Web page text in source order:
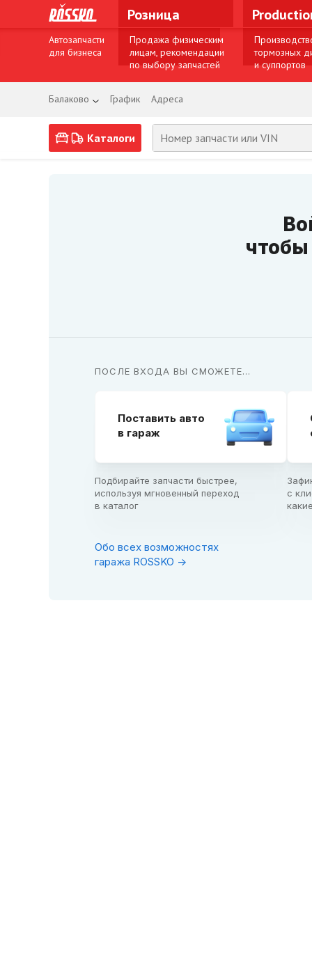
Розница
Автозапчасти
для бизнеса
Продажа физическим
лицам, рекомендации
по выбору запчастей
тормозных
и суппортов
Балаково График Адреса
Каталоги
чтобы
ПОСЛЕ ВХОДА ВЫ СМОЖЕТЕ...
Поставить авто
в гараж
Подбирайте запчасти быстрее,
используя мгновенный переход
в каталог
с
Обо всех возможностях
гаража ROSSKO ->